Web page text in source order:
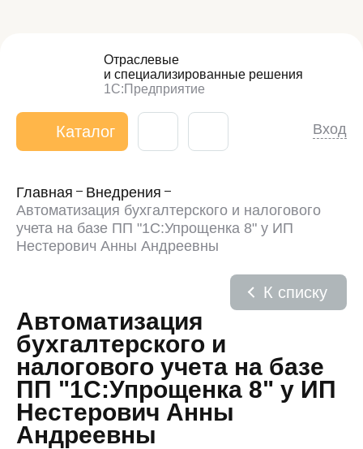
Отраслевые
и специализированные решения
1С:Предприятие
Каталог Вход
Главная
Внедрения
Автоматизация бухгалтерского и налогового
учета на базе ПП "1С:Упрощенка 8" у ИП
Нестерович Анны Андреевны
Автоматизация
бухгалтерского и
налогового учета на базе
ПП "1С:Упрощенка 8" у ИП
Нестерович Анны
Андреевны
К списку